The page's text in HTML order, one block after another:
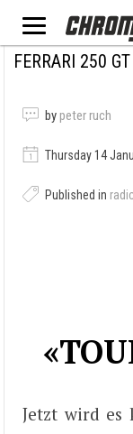
FERRARI 250
by peter ruch
Thursday 14
Published in
Jetzt wird es